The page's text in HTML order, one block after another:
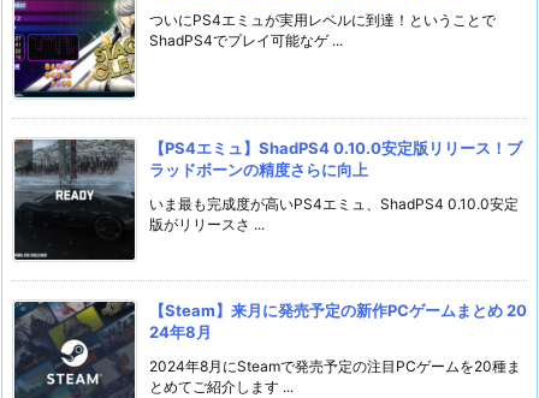
ついにPS4エミュが実用レベルに到達！ということで
ShadPS4でプレイ可能なゲ ...
【PS4エミュ】ShadPS4 0.10.0安定版リリース！ブ
ラッドボーンの精度さらに向上
いま最も完成度が高いPS4エミュ、ShadPS4 0.10.0安定
版がリリースさ ...
【Steam】来月に発売予定の新作PCゲームまとめ 20
24年8月
2024年8月にSteamで発売予定の注目PCゲームを20種ま
とめてご紹介します ...